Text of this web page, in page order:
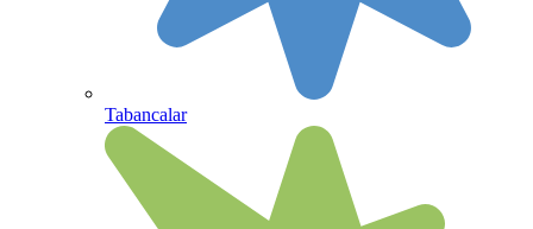
Tabancalar